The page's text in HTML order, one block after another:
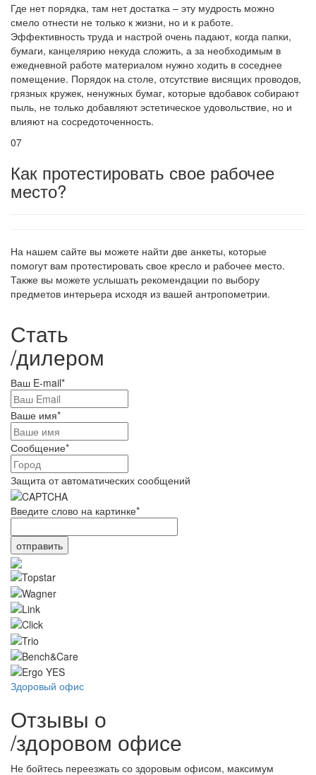
Где нет порядка, там нет достатка – эту мудрость можно
смело отнести не только к жизни, но и к работе.
Эффективность труда и настрой очень падают, когда папки,
бумаги, канцелярию некуда сложить, а за необходимым в
ежедневной работе материалом нужно ходить в соседнее
помещение. Порядок на столе, отсутствие висящих проводов,
грязных кружек, ненужных бумаг, которые вдобавок собирают
пыль, не только добавляют эстетическое удовольствие, но и
влияют на сосредоточенность.
07
Как протестировать свое рабочее
место?
На нашем сайте вы можете найти две анкеты, которые
помогут вам протестировать свое кресло и рабочее место.
Также вы можете услышать рекомендации по выбору
предметов интерьера исходя из вашей антропометрии.
Стать
/дилером
Ваш E-mail*
Ваше имя*
Сообщение*
Защита от автоматических сообщений
Введите слово на картинке*
Здоровый офис
Отзывы о
/здоровом офисе
Не бойтесь переезжать со здоровым офисом, максимум